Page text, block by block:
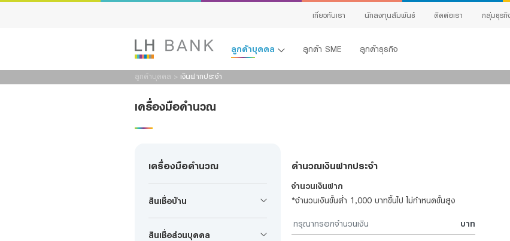
เกี่ยวกับเรา นักลงทุนสัมพันธ์ ติดต่อเรา กลุ่มธุรกิ
ลูกค้าบุคคล ลูกค้า SME ลูกค้าธุรกิจ
ลูกค้าบุคคล > เงินฝากประจำ
เครื่องมือคำนวณ
เครื่องมือคำนวณ
สินเชื่อบ้าน
สินเชื่อส่วนบุคคล
คำนวณเงินฝากประจำ
จำนวนเงินฝาก
*จำนวนเงินขั้นต่ำ 1,000 บาทขึ้นไป ไม่กำหนดขั้นสูง
บาท
สินเชื่อส่วนบุคคล
สนใจสมัครผลิตภัณฑ์
แจ้งข้อมูลให้ผู้เชี่ยวชาญของเราติดต่อกลับ
รายละเอียดที่ต้องการติดต่อ *